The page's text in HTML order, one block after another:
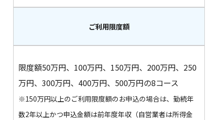
ご利用限度額
限度額50万円、100万円、150万円、200万円、250
万円、300万円、400万円、500万円の8コース
※150万円以上のご利用限度額のお申込の場合は、勤続年
数2年以上かつ申込金額は前年度年収（自営業者は所得金